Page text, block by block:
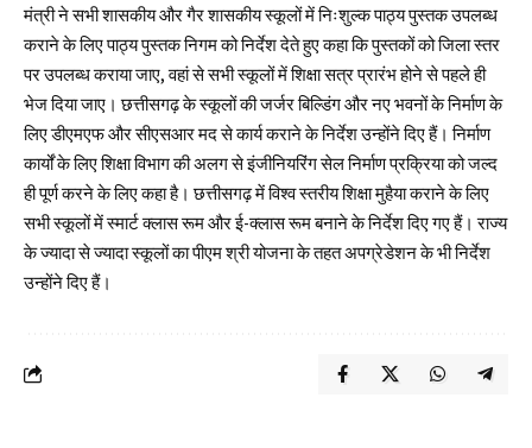
मंत्री ने सभी शासकीय और गैर शासकीय स्कूलों में निःशुल्क पाठ्य पुस्तक उपलब्ध
कराने के लिए पाठ्य पुस्तक निगम को निर्देश देते हुए कहा कि पुस्तकों को जिला स्तर
पर उपलब्ध कराया जाए, वहां से सभी स्कूलों में शिक्षा सत्र प्रारंभ होने से पहले ही
भेज दिया जाए। छत्तीसगढ़ के स्कूलों की जर्जर बिल्डिंग और नए भवनों के निर्माण के
लिए डीएमएफ और सीएसआर मद से कार्य कराने के निर्देश उन्होंने दिए हैं। निर्माण
कार्यों के लिए शिक्षा विभाग की अलग से इंजीनियरिंग सेल निर्माण प्रक्रिया को जल्द
ही पूर्ण करने के लिए कहा है। छत्तीसगढ़ में विश्व स्तरीय शिक्षा मुहैया कराने के लिए
सभी स्कूलों में स्मार्ट क्लास रूम और ई-क्लास रूम बनाने के निर्देश दिए गए हैं। राज्य
के ज्यादा से ज्यादा स्कूलों का पीएम श्री योजना के तहत अपग्रेडेशन के भी निर्देश
उन्होंने दिए हैं।